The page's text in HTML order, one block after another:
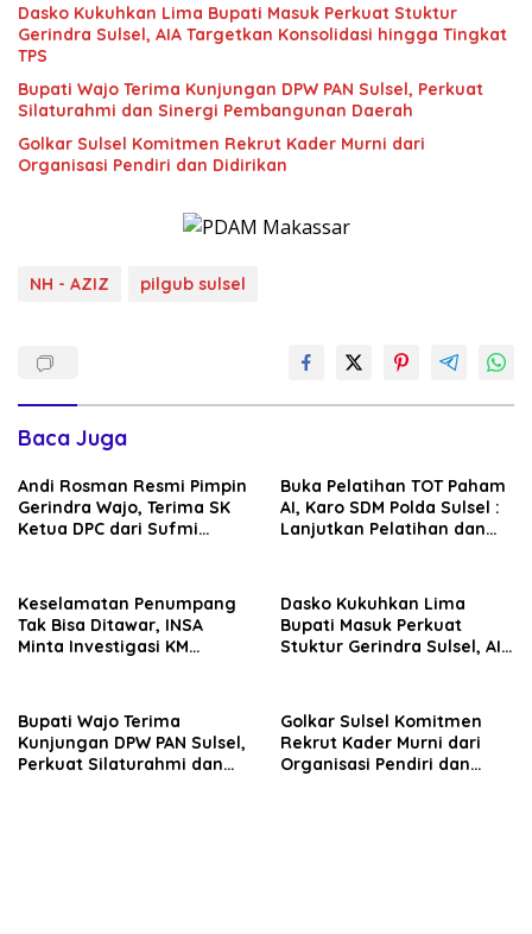
Dasko Kukuhkan Lima Bupati Masuk Perkuat Stuktur
Gerindra Sulsel, AIA Targetkan Konsolidasi hingga Tingkat
TPS
Bupati Wajo Terima Kunjungan DPW PAN Sulsel, Perkuat
Silaturahmi dan Sinergi Pembangunan Daerah
Golkar Sulsel Komitmen Rekrut Kader Murni dari
Organisasi Pendiri dan Didirikan
NH - AZIZ pilgub sulsel
Baca Juga
Andi Rosman Resmi Pimpin
Gerindra Wajo, Terima SK
Ketua DPC dari Sufmi
Buka Pelatihan TOT Paham
AI, Karo SDM Polda Sulsel :
Lanjutkan Pelatihan dan
Keselamatan Penumpang
Tak Bisa Ditawar, INSA
Minta Investigasi KM
Dasko Kukuhkan Lima
Bupati Masuk Perkuat
Stuktur Gerindra Sulsel, AIA
Bupati Wajo Terima
Kunjungan DPW PAN Sulsel,
Perkuat Silaturahmi dan
Golkar Sulsel Komitmen
Rekrut Kader Murni dari
Organisasi Pendiri dan